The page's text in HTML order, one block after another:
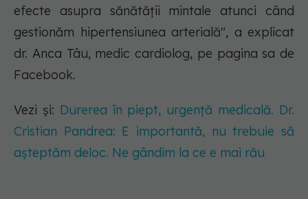
efecte asupra sănătății mintale atunci când
gestionăm hipertensiunea arterială", a explicat
dr. Anca Tâu, medic cardiolog, pe pagina sa de
Facebook.
Vezi și: Durerea în piept, urgență medicală. Dr.
Cristian Pandrea: E importantă, nu trebuie să
așteptăm deloc. Ne gândim la ce e mai rău